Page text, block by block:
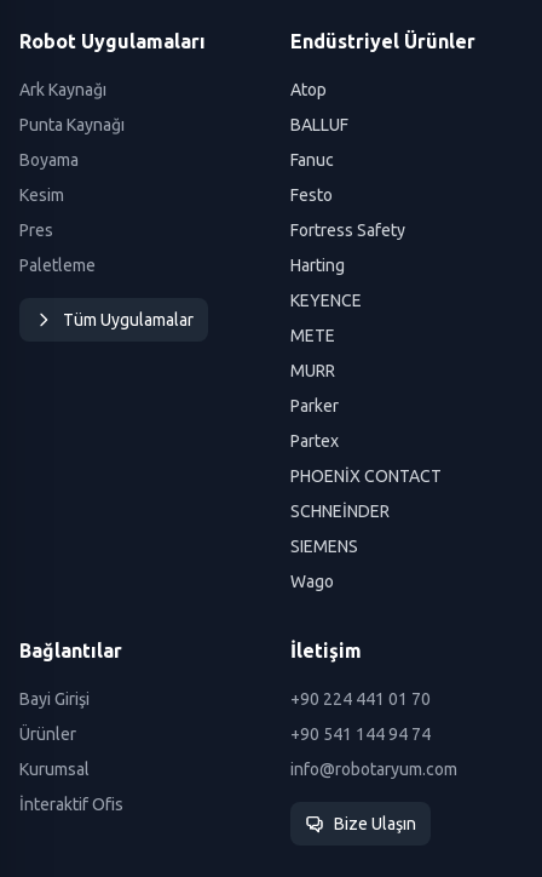
Robot Uygulamaları
Ark Kaynağı
Punta Kaynağı
Boyama
Kesim
Pres
Paletleme
Tüm Uygulamalar
Endüstriyel Ürünler
Atop
BALLUF
Fanuc
Festo
Fortress Safety
Harting
KEYENCE
METE
MURR
Parker
Partex
PHOENİX CONTACT
SCHNEİNDER
SIEMENS
Wago
Bağlantılar
Bayi Girişi
Ürünler
Kurumsal
İnteraktif Ofis
İletişim
+90 224 441 01 70
+90 541 144 94 74
info@robotaryum.com
Bize Ulaşın